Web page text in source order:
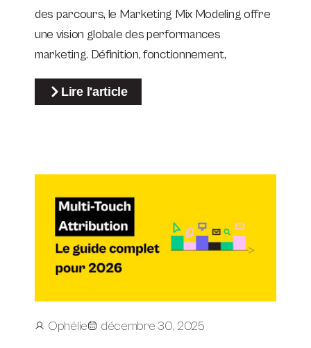
des parcours, le Marketing Mix Modeling offre
une vision globale des performances
marketing. Définition, fonctionnement,
Lire l'article
Ophélie décembre 30, 2025